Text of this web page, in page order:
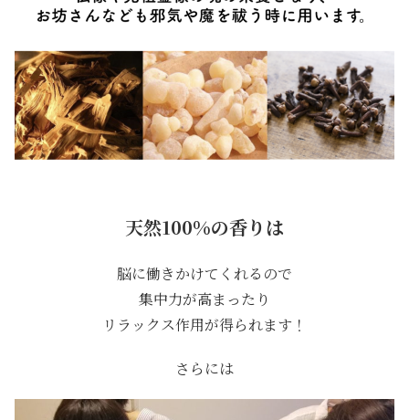
天然100%の香りは
脳に働きかけてくれるので
集中力が高まったり
リラックス作用が得られます！
さらには